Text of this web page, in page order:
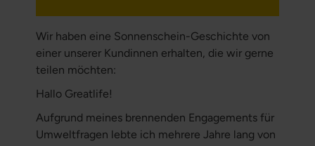
Wir haben eine Sonnenschein-Geschichte von
einer unserer Kundinnen erhalten, die wir gerne
teilen möchten:
Hallo Greatlife!
Aufgrund meines brennenden Engagements für
Umweltfragen lebte ich mehrere Jahre lang von